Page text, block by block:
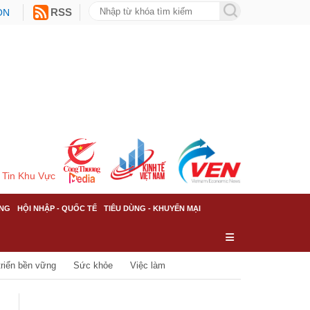
RSS
Tin Khu Vực
HỘI NHẬP - QUỐC TẾ TIÊU DÙNG - KHUYẾN MẠI
bền vững Sức khỏe Việc làm